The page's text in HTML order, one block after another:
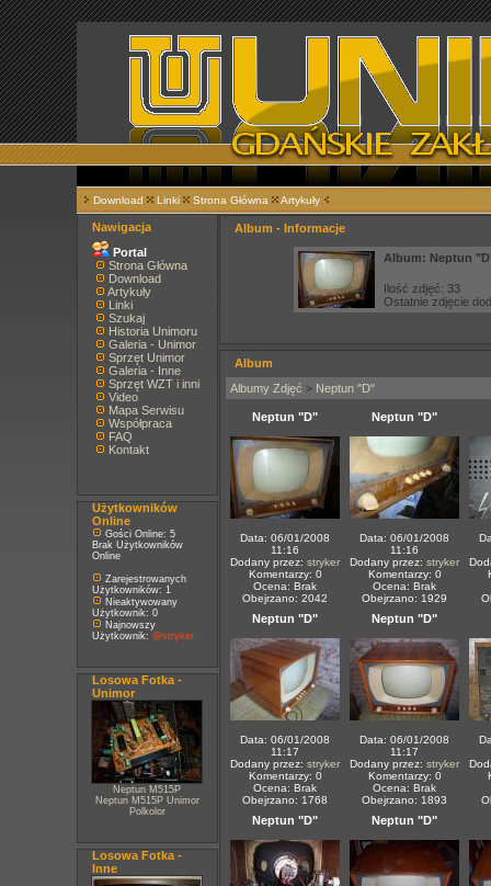
Download Linki Strona Główna Artykuły
Nawigacja
Portal
Strona Główna
Download
Artykuły
Linki
Szukaj
Historia Unimoru
Galeria - Unimor
Sprzęt Unimor
Galeria - Inne
Sprzęt WZT i inni
Video
Mapa Serwisu
Współpraca
FAQ
Kontakt
Użytkowników
Online
Gości Online: 5
Brak Użytkowników
Online
Zarejestrowanych
Użytkowników: 1
Nieaktywowany
Użytkownik: 0
Najnowszy
Użytkownik: @stryker
Losowa Fotka -
Unimor
Neptun M515P
Neptun M515P Unimor
Polkolor
Losowa Fotka -
Inne
Album - Informacje
Album: Neptun
Ilość zdjęć: 33
Ostatnie zdjęcie
Album
Albumy Zdjęć > Neptun "D"
Neptun "D"
Data: 06/01/2008
11:16
Dodany przez: stryker
Komentarzy: 0
Ocena: Brak
Obejrzano: 2042
Neptun "D"
Data: 06/01/2008
11:16
Dodany przez: stryker
Komentarzy: 0
Ocena: Brak
Obejrzano: 1929
Neptun "D"
Data: 06/01/2008
11:17
Dodany przez: stryker
Komentarzy: 0
Ocena: Brak
Obejrzano: 1768
Neptun "D"
Data: 06/01/2008
11:17
Dodany przez: stryker
Komentarzy: 0
Ocena: Brak
Obejrzano: 1893
Neptun "D" Neptun "D"